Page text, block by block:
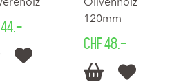
44.–

120mm
CHF 48.–
 